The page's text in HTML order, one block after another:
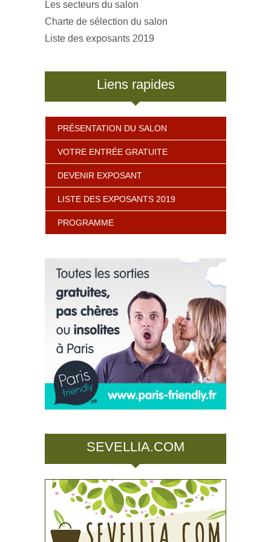
Les secteurs du salon
Charte de sélection du salon
Liste des exposants 2019
Liens rapides
PRÉSENTATION DU SALON
VOTRE ENTRÉE GRATUITE
DEVENIR EXPOSANT
LISTE DES EXPOSANTS 2019
PROGRAMME
SEVELLIA.COM